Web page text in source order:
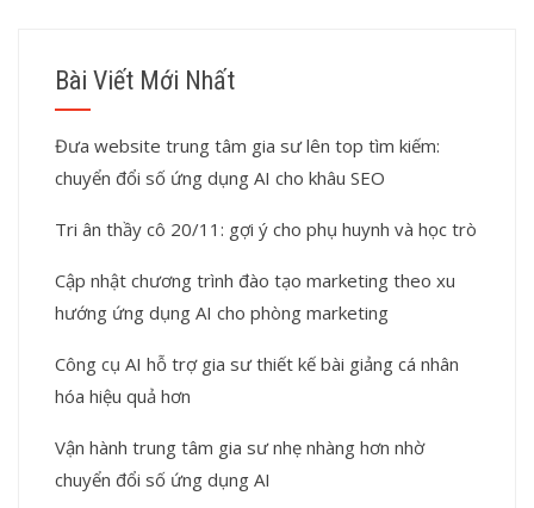
Bài Viết Mới Nhất
Đưa website trung tâm gia sư lên top tìm kiếm:
chuyển đổi số ứng dụng AI cho khâu SEO
Tri ân thầy cô 20/11: gợi ý cho phụ huynh và học trò
Cập nhật chương trình đào tạo marketing theo xu
hướng ứng dụng AI cho phòng marketing
Công cụ AI hỗ trợ gia sư thiết kế bài giảng cá nhân
hóa hiệu quả hơn
Vận hành trung tâm gia sư nhẹ nhàng hơn nhờ
chuyển đổi số ứng dụng AI